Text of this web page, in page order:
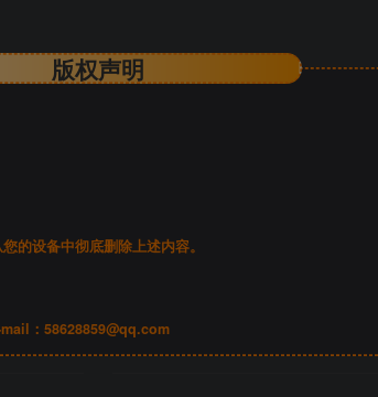
版权声明
的设备中彻底删除上述内容。
： 58628859@qq.com